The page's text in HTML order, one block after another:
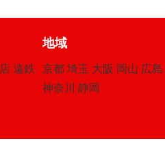
遠鉄
地域
京都 埼玉 大阪 岡山 広島
神奈川
静岡